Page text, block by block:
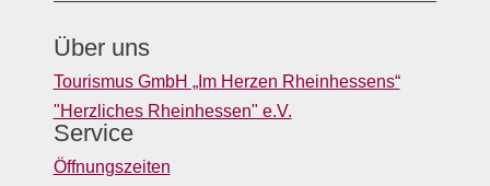
Über uns
Tourismus GmbH „Im Herzen Rheinhessens“
"Herzliches Rheinhessen" e.V.
Service
Öffnungszeiten